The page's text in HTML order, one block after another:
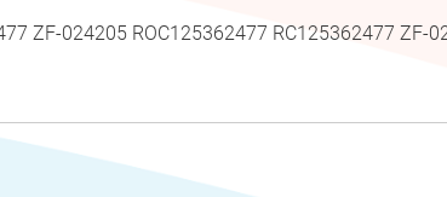
ZF-024205 ROC125362477 RC125362477 ZF-